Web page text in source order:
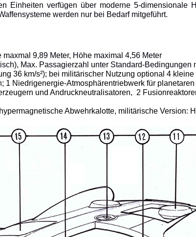
Einheiten verfügen über moderne 5-dimensionale
werden nur bei Bedarf mitgeführt.
maxmal 9,89 Meter, Höhe maximal 4,56 Meter
Max. Passagierzahl unter Standard-Bedingungen
36 km/s²); bei militärischer Nutzung optional 4
1 Niedrigenergie-Atmosphärentriebwerk für
und Andruckneutralisatoren, 2
Abwehrkalotte, militärische Version: